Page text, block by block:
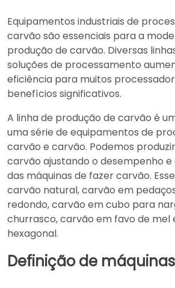
Equipamentos industriais de
carvão são essenciais para a
produção de carvão. Diversas
soluções de processamento
eficiência para muitos
benefícios significativos.
A linha de produção de carvão é
uma série de equipamentos de
carvão e carvão. Podemos
carvão ajustando o desempenho
das máquinas de fazer carvão.
carvão natural, carvão em
redondo, carvão em cubo para
churrasco, carvão em favo de mel
hexagonal.
Definição de